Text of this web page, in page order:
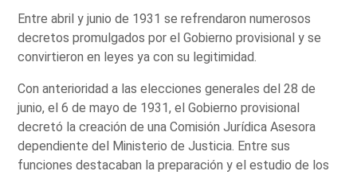
Entre abril y junio de 1931 se refrendaron numerosos
decretos promulgados por el Gobierno provisional y se
convirtieron en leyes ya con su legitimidad.
Con anterioridad a las elecciones generales del 28 de
junio, el 6 de mayo de 1931, el Gobierno provisional
decretó la creación de una Comisión Jurídica Asesora
dependiente del Ministerio de Justicia. Entre sus
funciones destacaban la preparación y el estudio de los